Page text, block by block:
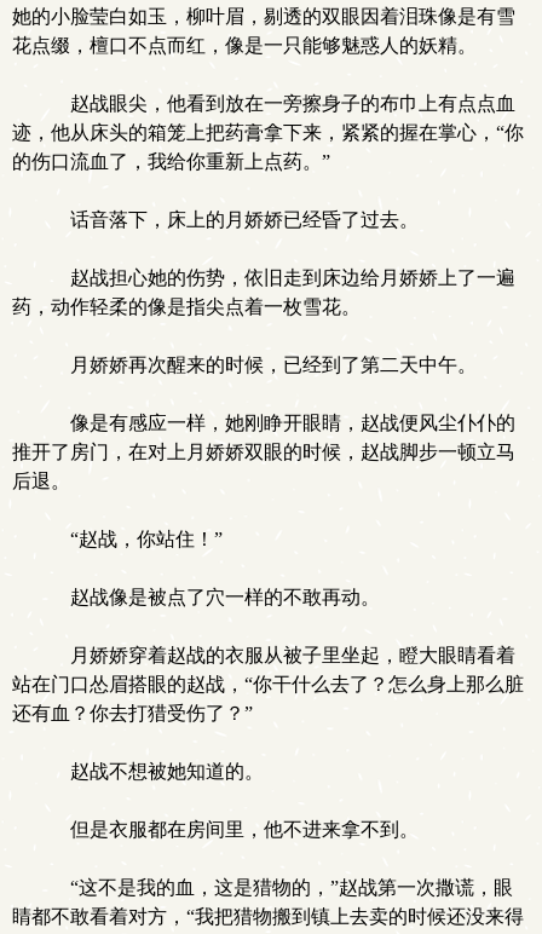
她的小脸莹白如玉，柳叶眉，剔透的双眼因着泪珠像是有雪
花点缀，檀口不点而红，像是一只能够魅惑人的妖精。
赵战眼尖，他看到放在一旁擦身子的布巾上有点点血
迹，他从床头的箱笼上把药膏拿下来，紧紧的握在掌心，“你
的伤口流血了，我给你重新上点药。”
话音落下，床上的月娇娇已经昏了过去。
赵战担心她的伤势，依旧走到床边给月娇娇上了一遍
药，动作轻柔的像是指尖点着一枚雪花。
月娇娇再次醒来的时候，已经到了第二天中午。
像是有感应一样，她刚睁开眼睛，赵战便风尘仆仆的
推开了房门，在对上月娇娇双眼的时候，赵战脚步一顿立马
后退。
“赵战，你站住！”
赵战像是被点了穴一样的不敢再动。
月娇娇穿着赵战的衣服从被子里坐起，瞪大眼睛看着
站在门口怂眉搭眼的赵战，“你干什么去了？怎么身上那么脏
还有血？你去打猎受伤了？”
赵战不想被她知道的。
但是衣服都在房间里，他不进来拿不到。
“这不是我的血，这是猎物的，”赵战第一次撒谎，眼
睛都不敢看着对方，“我把猎物搬到镇上去卖的时候还没来得